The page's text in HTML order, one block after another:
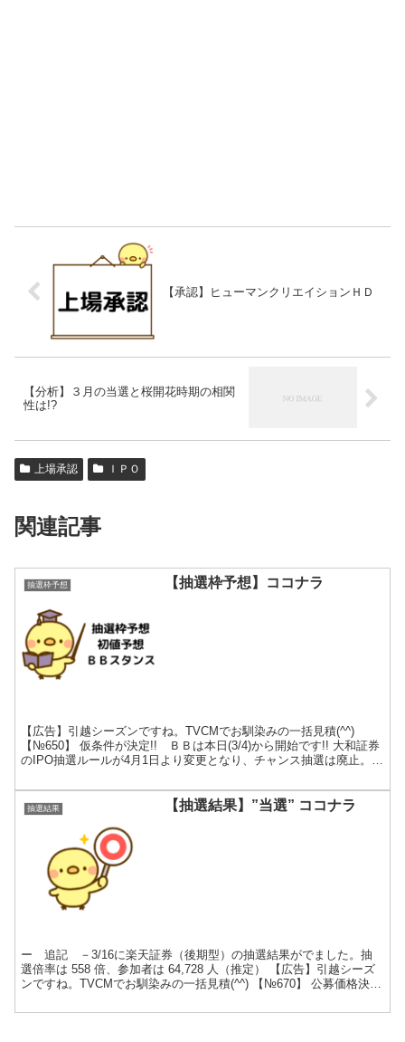
【承認】ヒューマンクリエイションＨＤ
【分析】３月の当選と桜開花時期の相関
性は!?
上場承認 ＩＰＯ
関連記事
抽選枠予想 【抽選枠予想】ココナラ
【広告】引越シーズンですね。TVCMでお馴染みの一括見積(^^)
【№650】 仮条件が決定!! ＢＢは本日(3/4)から開始です!! 大和証券
のIPO抽選ルールが4月1日より変更となり、チャンス抽選は廃止。実
抽選結果 【抽選結果】”当選” ココナラ
ー 追記 －3/16に楽天証券（後期型）の抽選結果がでました。抽
選倍率は 558 倍、参加者は 64,728 人（推定） 【広告】引越シーズ
ンですね。TVCMでお馴染みの一括見積(^^) 【№670】 公募価格決定